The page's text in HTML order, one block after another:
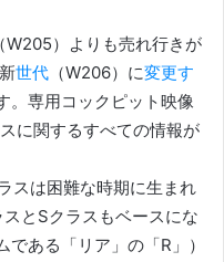
W205）よりも売れ行きが
新世代 （W206）に変更す
専用コックピット映像
に関するすべての情報が
スは困難な時期に生まれ
とSクラスもベースにな
ある「リア」の「R」）